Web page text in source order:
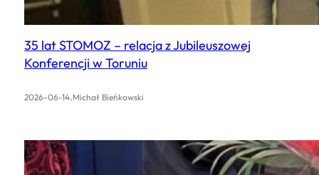
35 lat STOMOZ – relacja z Jubileuszowej
Konferencji w Toruniu
2026-06-14.Michał Bieńkowski